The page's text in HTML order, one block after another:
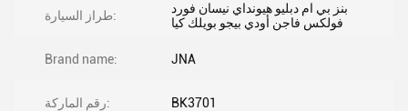
طراز السيارة:
بنز بي ام دبليو هيونداي نيسان فورد
فولكس فاجن أودي بيجو بويلك كيا
Brand name: JNA
رقم الماركة: BK3701